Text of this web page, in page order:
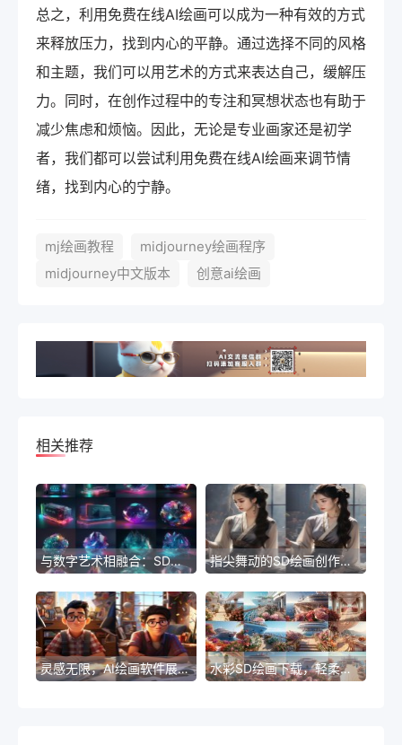
总之，利用免费在线AI绘画可以成为一种有效的方式
来释放压力，找到内心的平静。通过选择不同的风格
和主题，我们可以用艺术的方式来表达自己，缓解压
力。同时，在创作过程中的专注和冥想状态也有助于
减少焦虑和烦恼。因此，无论是专业画家还是初学
者，我们都可以尝试利用免费在线AI绘画来调节情
绪，找到内心的宁静。
mj绘画教程
midjourney绘画程序
midjourney中文版本
创意ai绘画
相关推荐
与数字艺术相融合：SD的AI绘画对话当代文化！ 指尖舞动的SD绘画创作奇观
灵感无限，AI绘画软件展现你的独特创作才能 水彩SD绘画下载，轻柔流畅的色彩交织出美妙的画面